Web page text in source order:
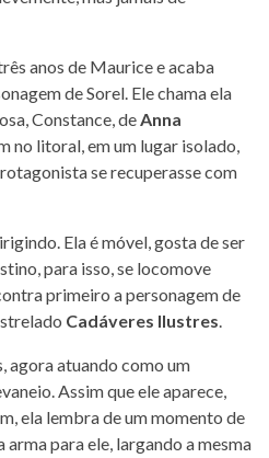
anos de Maurice e acaba
de Sorel. Ele chama ela
Constance, deAnna
no litoral, em um lugar isolado,
se recuperasse com
Ela é móvel, gosta de ser
para isso, se locomove
primeiro a personagem de
Cadáveres Ilustres.
agora atuando como um
Assim que ele aparece,
ela lembra de um momento de
para ele, largando a mesma